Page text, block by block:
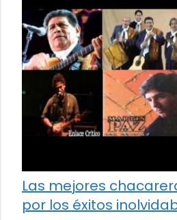
Las mejores
por los éxitos